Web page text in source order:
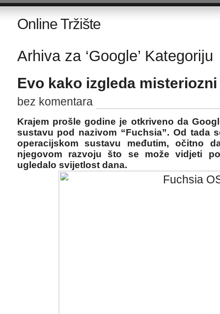
Online Tržište
Arhiva za ‘Google’ Kategoriju
Evo kako izgleda
bez komentara
Krajem prošle godine je otkriveno da
sustavu pod nazivom “Fuchsia”. Od tada
operacijskom sustavu međutim, očitno
njegovom razvoju što se može vidjeti
ugledalo svijetlost dana.